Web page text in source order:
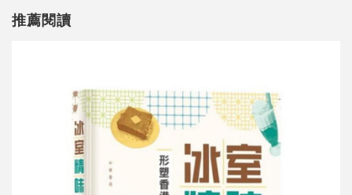
推薦閱讀